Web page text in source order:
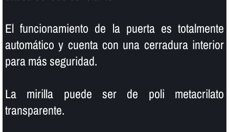
El funcionamiento de la puerta es totalmente
automático y cuenta con una cerradura interior
para más seguridad.
La mirilla puede ser de poli metacrilato
transparente.